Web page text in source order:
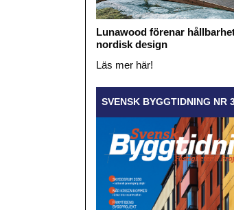
Lunawood förenar
nordisk design
Läs mer här!
SVENSK BYGGTIDNING NR